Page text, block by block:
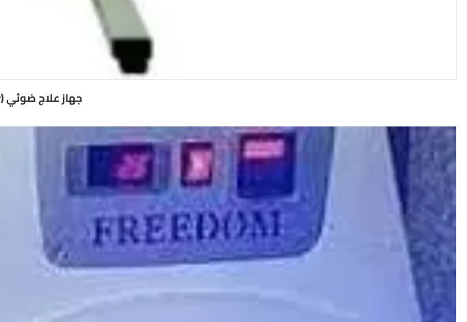
جهاز علاج ضوئي (phototherapy)